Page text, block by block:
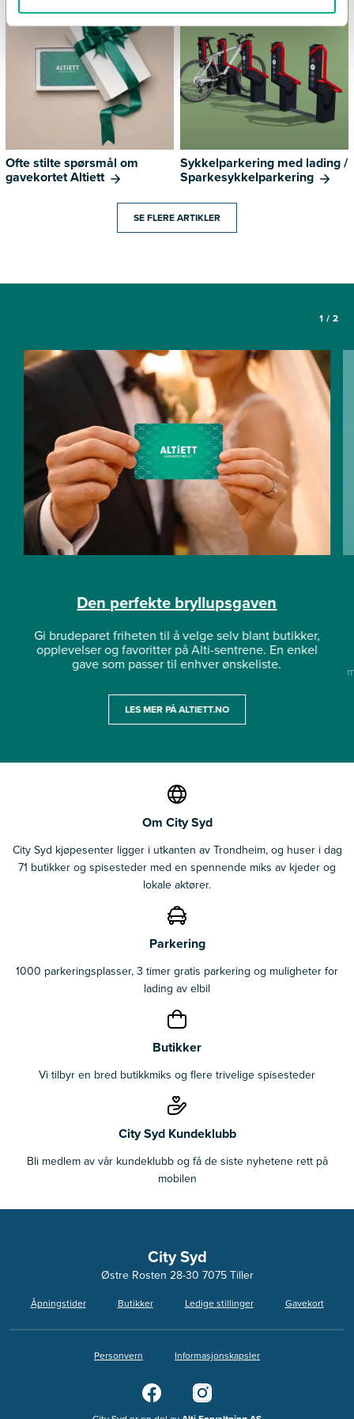
Ofte stilte spørsmål om
gavekortet Altiett
Sykkelparkering med lading /
Sparkesykkelparkering
SE FLERE ARTIKLER
1 / 2
Den perfekte bryllupsgaven
Gi brudeparet friheten til å velge selv blant butikker,
opplevelser og favoritter på Alti-sentrene. En enkel
gave som passer til enhver ønskeliste.
LES MER PÅ ALTIETT.NO
Om City Syd
City Syd kjøpesenter ligger i utkanten av Trondheim, og huser i dag
71 butikker og spisesteder med en spennende miks av kjeder og
lokale aktører.
Parkering
1000 parkeringsplasser, 3 timer gratis parkering og muligheter for
lading av elbil
Butikker
Vi tilbyr en bred butikkmiks og flere trivelige spisesteder
City Syd Kundeklubb
Bli medlem av vår kundeklubb og få de siste nyhetene rett på
mobilen
City Syd
Østre Rosten 28-30 7075 Tiller
Åpningstider Butikker Ledige stillinger Gavekort
Personvern Informasjonskapsler